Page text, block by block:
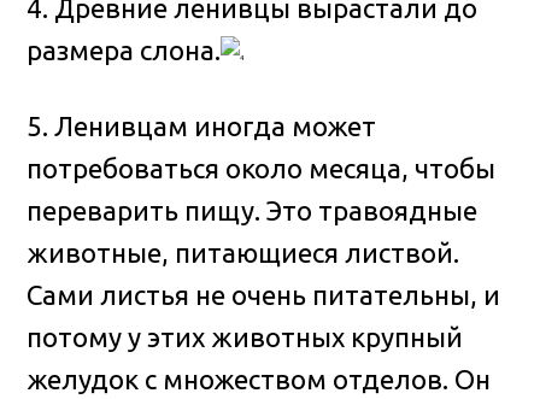
4. Древние ленивцы вырастали до
размера слона.
5. Ленивцам иногда может
потребоваться около месяца, чтобы
переварить пищу. Это травоядные
животные, питающиеся листвой.
Сами листья не очень питательны, и
потому у этих животных крупный
желудок с множеством отделов. Он